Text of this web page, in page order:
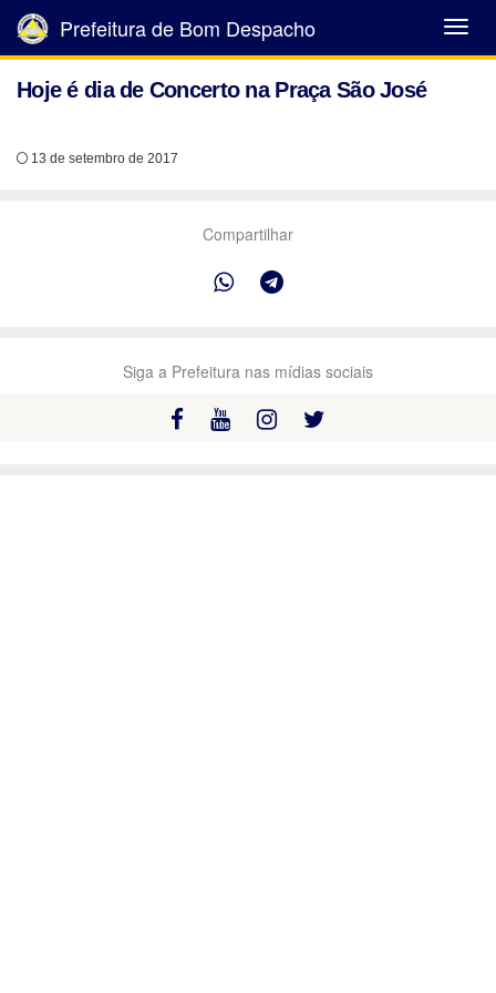
Abrir
Menu
Prefeitura de Bom Despacho
Hoje é dia de Concerto na Praça São José
13 de setembro de 2017
Compartilhar
Siga a Prefeitura nas mídias sociais